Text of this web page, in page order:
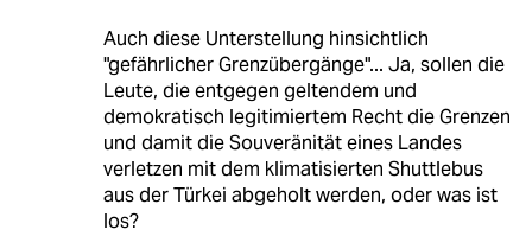
Auch diese Unterstellung hinsichtlich
"gefährlicher Grenzübergänge"... Ja, sollen die
Leute, die entgegen geltendem und
demokratisch legitimiertem Recht die Grenzen
und damit die Souveränität eines Landes
verletzen mit dem klimatisierten Shuttlebus
aus der Türkei abgeholt werden, oder was ist
los?